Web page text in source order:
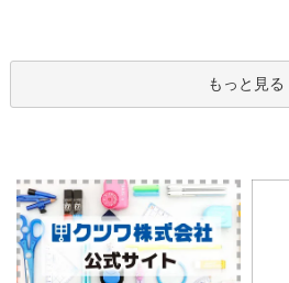
もっと見る